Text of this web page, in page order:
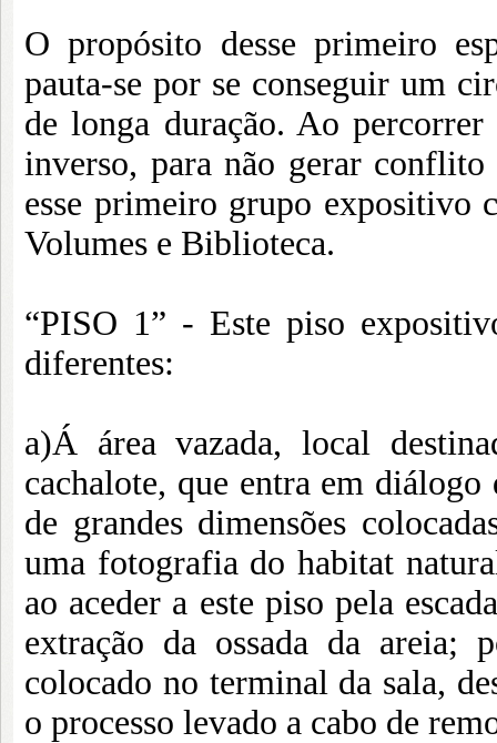
O propósito desse primeiro
pauta-se por se conseguir um
de longa duração. Ao
inverso, para não gerar conflito
esse primeiro grupo expositivo
Volumes e Biblioteca.
“PISO 1” - Este piso
diferentes:
a)Á área vazada, local
cachalote, que entra em
de grandes dimensões
uma fotografia do habitat
ao aceder a este piso pela
extração da ossada da
colocado no terminal da sala,
o processo levado a cabo de